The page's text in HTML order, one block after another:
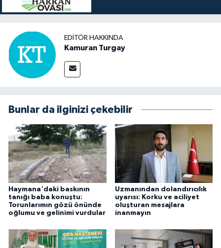
EDITÖR HAKKINDA
Kamuran Turgay
Bunlar da ilginizi çekebilir
Haymana'daki baskının
tanığı baba konuştu:
Torunlarımın gözü önünde
oğlumu ve gelinimi vurdular
Uzmanından dolandırıcılık
uyarısı: Korku ve aciliyet
oluşturan mesajlara
inanmayın